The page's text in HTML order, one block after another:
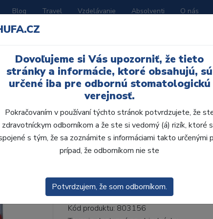
Blog Travel Vzdelávanie Absolventi O nás
I46-D39, C4
AcryRock 1x28 S26-
• Dvojvrstvové veľmi estetické živičné
zub.• Vďaka použitiu špeciálnej živice
odolávajú ab...ZOBRAZIT VÍCE
Kód produktu: 803156
Dovoľujeme si Vás upozorniť, že tieto
stránky a informácie, ktoré obsahujú, sú
určené iba pre odbornú stomatologickú
verejnosť.
Pokračovaním v používaní týchto stránok potvrdzujete, že
zdravotníckym odborníkom a že ste si vedomý (á) rizík, ktoré
s tým, že sa zoznámite s informáciami takto určenými
prípad, že odborníkom nie ste
Potvrdzujem, že som odborníkom.